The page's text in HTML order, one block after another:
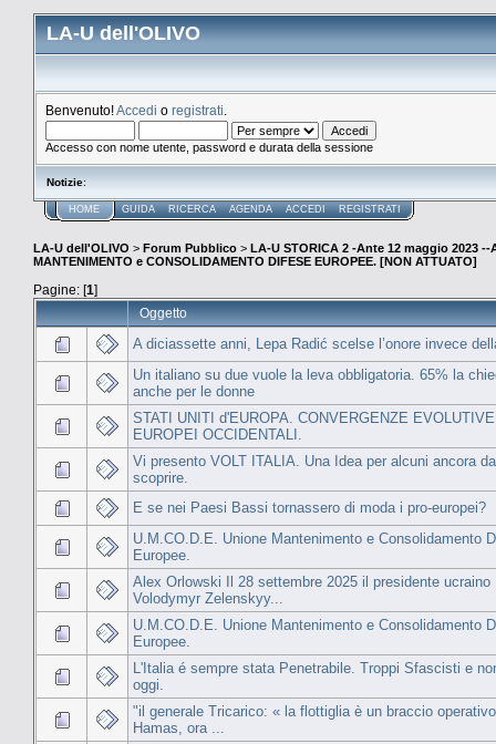
LA-U dell'OLIVO
Benvenuto!Accedi o registrati
Accesso con nome utente, password e durata della sessione
Notizie:
HOME GUIDA RICERCA AGENDA ACCEDI REGISTRATI
LA-U dell'OLIVO > Forum Pubblico > LA-U STORICA 2 -Ante 12 maggio 2023 --
MANTENIMENTO e CONSOLIDAMENTO DIFESE EUROPEE. [NON ATTUATO]
Pagine: [1]
Oggetto
A diciassette anni, Lepa Radić scelse l’onore invece
Un italiano su due vuole la leva obbligatoria. 65% la
anche per le donne
STATI UNITI d'EUROPA. CONVERGENZE
EUROPEI OCCIDENTALI.
Vi presento VOLT ITALIA. Una Idea per alcuni ancora da
scoprire.
E se nei Paesi Bassi tornassero di moda i pro-europei?
U.M.CO.D.E. Unione Mantenimento e Consolidamento
Europee.
Alex Orlowski Il 28 settembre 2025 il presidente ucraino
Volodymyr Zelenskyy...
U.M.CO.D.E. Unione Mantenimento e Consolidamento
Europee.
L'Italia é sempre stata Penetrabile. Troppi Sfascisti e
oggi.
"il generale Tricarico: « la flottiglia è un braccio
Hamas, ora ...